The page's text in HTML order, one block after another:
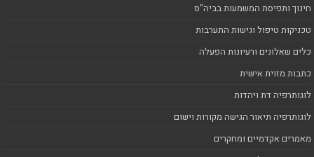
חינוך ותפיסת המשמעות בביה"ס
טכניקות טיפול וגישות התערבות
כלים שאלונים ורעיונות הפעלה
כתבות מזוית אישית
לוגותרפיה דת ויהדות
לוגותרפיה תיאור הגישה מקורות וישום
מאמרים אקדמיים ומחקרים